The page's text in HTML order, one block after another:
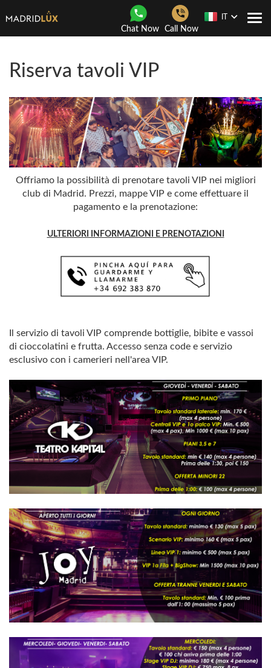
Chat Now Call Now
Riserva tavoli VIP
Offriamo la possibilità di prenotare tavoli VIP nei migliori
club di Madrid. Prezzi, mappe VIP e come effettuare il
pagamento e la prenotazione:
ULTERIORI INFORMAZIONI E PRENOTAZIONI
Il servizio di tavoli VIP comprende bottiglie, bibite e vassoi
di cioccolatini e frutta. Accesso senza code e servizio
esclusivo con i camerieri nell'area VIP.